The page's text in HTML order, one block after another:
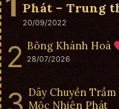
Phát – Trung
20/09/2022
Bông Khánh Hoà
28/07/2026
Dây Chuyền
Mộc Nhiên Phát